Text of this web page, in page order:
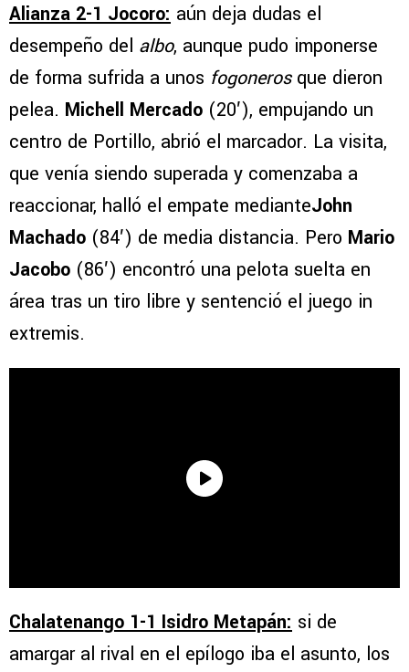
Alianza 2-1 Jocoro: aún deja dudas el
desempeño del albo, aunque pudo imponerse
de forma sufrida a unos fogonerosque dieron
pelea. Michell Mercado (20′), empujando un
centro de Portillo, abrió el marcador. La visita,
que venía siendo superada y comenzaba a
reaccionar, halló el empate medianteJohn
Machado (84′) de media distancia. Pero Mario
Jacobo (86′) encontró una pelota suelta en
área tras un tiro libre y sentenció el juego in
extremis.
Chalatenango 1-1 Isidro Metapán: si de
amargar al rival en el epílogo iba el asunto, los